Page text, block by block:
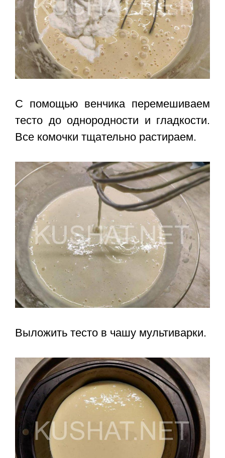
С помощью венчика перемешиваем
тесто до однородности и гладкости.
Все комочки тщательно растираем.
Выложить тесто в чашу мультиварки.